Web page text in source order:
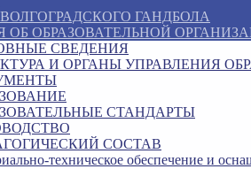
ГАНДБОЛА
ОБ ОБРАЗОВАТЕЛЬНОЙ
СВЕДЕНИЯ
И ОРГАНЫ УПРАВЛЕНИЯ
СТАНДАРТЫ
СОСТАВ
техническое обеспечение и